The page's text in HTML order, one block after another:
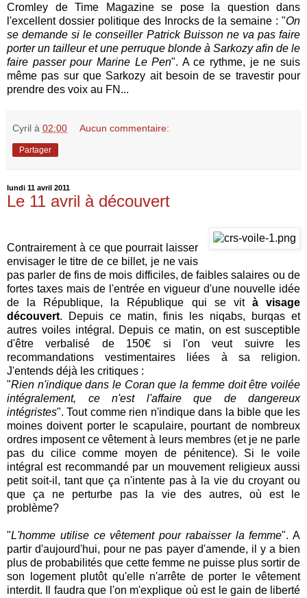
Cromley de Time Magazine se pose la question dans
l'excellent dossier politique des Inrocks de la semaine : "On
se demande si le conseiller Patrick Buisson ne va pas faire
porter un tailleur et une perruque blonde à Sarkozy afin de le
faire passer pour Marine Le Pen". A ce rythme, je ne suis
même pas sur que Sarkozy ait besoin de se travestir pour
prendre des voix au FN...
Cyril à 02:00 Aucun commentaire:
Partager
lundi 11 avril 2011
Le 11 avril à découvert
Contrairement à ce que pourrait laisser
envisager le titre de ce billet, je ne vais
pas parler de fins de mois difficiles, de faibles salaires ou de
fortes taxes mais de l'entrée en vigueur d'une nouvelle idée
de la République, la République qui se vità visage
découvert. Depuis ce matin, finis les niqabs, burqas et
autres voiles intégral. Depuis ce matin, on est susceptible
d'être verbalisé de 150€ si l'on veut suivre les
recommandations vestimentaires liées à sa religion.
J'entends déjà les critiques :
"Rien n'indique dans le Coran que la femme doit être voilée
intégralement, ce n'est l'affaire que de dangereux
intégristes". Tout comme rien n'indique dans la bible que les
moines doivent porter le scapulaire, pourtant de nombreux
ordres imposent ce vêtement à leurs membres (et je ne parle
pas du cilice comme moyen de pénitence). Si le voile
intégral est recommandé par un mouvement religieux aussi
petit soit-il, tant que ça n'intente pas à la vie du croyant ou
que ça ne perturbe pas la vie des autres, où est le
problème?
"L'homme utilise ce vêtement pour rabaisser la femme". A
partir d'aujourd'hui, pour ne pas payer d'amende, il y a bien
plus de probabilités que cette femme ne puisse plus sortir de
son logement plutôt qu'elle n'arrête de porter le vêtement
interdit. Il faudra que l'on m'explique où est le gain de liberté